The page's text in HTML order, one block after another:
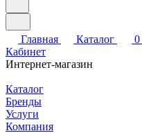
Главная Каталог 0
Кабинет
Интернет-магазин
Каталог
Бренды
Услуги
Компания